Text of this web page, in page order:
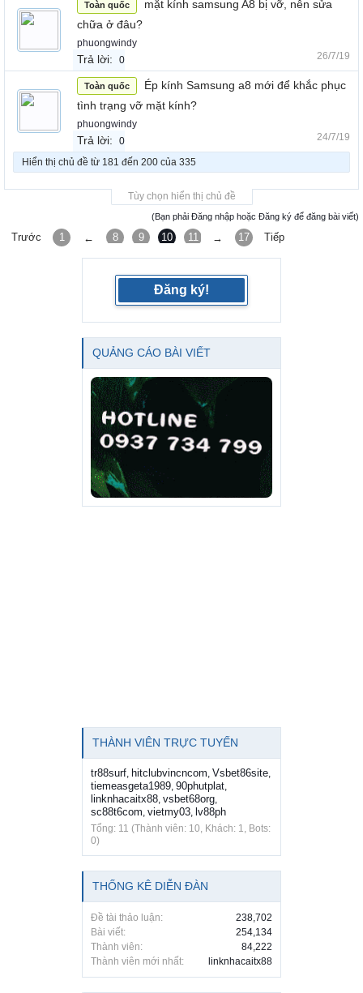
Toàn quốc
mặt kính samsung A8 bị vỡ, nên sửa
chữa ở đâu?
phuongwindy
Trả lời: 0 26/7/19
Toàn quốc
Ép kính Samsung a8 mới để khắc phục
tình trạng vỡ mặt kính?
phuongwindy
Trả lời: 0 24/7/19
Hiển thị chủ đề từ 181 đến 200 của 335
Tùy chọn hiển thị chủ đề
(Bạn phải Đăng nhập hoặc Đăng ký để đăng bài viết)
Trước 1 ← 8 9 10 11 12
→ 17 Tiếp
Đăng ký!
QUẢNG CÁO BÀI VIẾT
THÀNH VIÊN TRỰC TUYẾN
tr88surf, hitclubvincncom, Vsbet86site,
tiemeasgeta1989, 90phutplat,
linknhacaitx88, vsbet68org,
sc88t6com, vietmy03, lv88ph
Tổng: 11 (Thành viên: 10, Khách: 1, Bots:
0)
THỐNG KÊ DIỄN ĐÀN
Đề tài thảo luận:
238,702
Bài viết:
254,134
Thành viên:
84,222
Thành viên mới nhất:
linknhacaitx88